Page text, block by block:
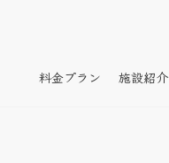
料金プラン 施設紹介